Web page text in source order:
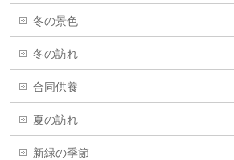
冬の景色
冬の訪れ
合同供養
夏の訪れ
新緑の季節